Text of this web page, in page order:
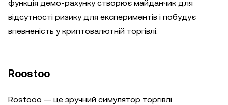
функція демо-рахунку створює майданчик для
відсутності ризику для експериментів і побудує
впевненість у криптовалютній торгівлі.
Roostoo
Rostooo — це зручний симулятор торгівлі